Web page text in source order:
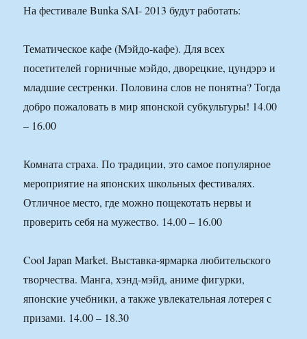
На фестивале Bunka SAI- 2013 будут работать:
Тематическое кафе (Мэйдо-кафе). Для всех
посетителей горничные мэйдо, дворецкие, цундэрэ и
младшие сестренки. Половина слов не понятна? Тогда
добро пожаловать в мир японской субкультуры! 14.00
– 16.00
Комната страха. По традиции, это самое популярное
мероприятие на японских школьных фестивалях.
Отличное место, где можно пощекотать нервы и
проверить себя на мужество. 14.00 – 16.00
Cool Japan Market. Выставка-ярмарка любительского
творчества. Манга, хэнд-мэйд, аниме фигурки,
японские учебники, а также увлекательная лотерея с
призами. 14.00 – 18.30